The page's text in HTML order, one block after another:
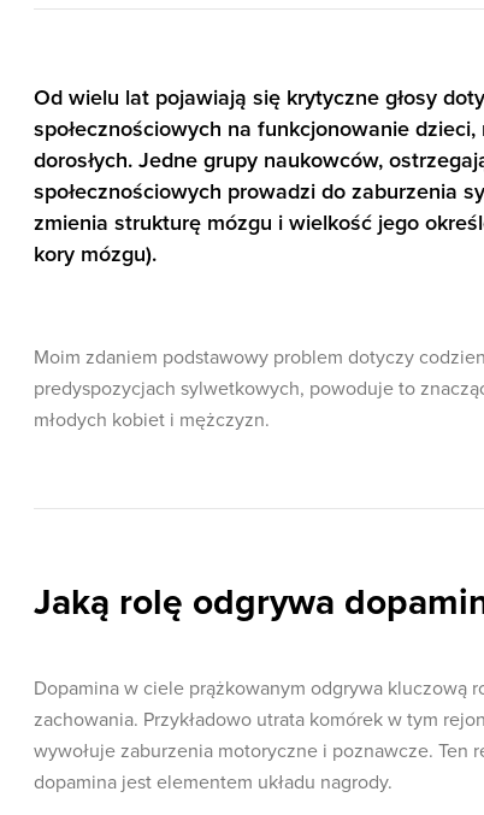
Od wielu lat pojawiają się krytyczne głosy
społecznościowych na funkcjonowanie
dorosłych. Jedne grupy naukowców,
społecznościowych prowadzi do zaburzenia
zmienia strukturę mózgu i wielkość jego
kory mózgu).
Moim zdaniem podstawowy problem dotyczy
predyspozycjach sylwetkowych, powoduje to
młodych kobiet i mężczyzn.
Jaką rolę odgrywa
Dopamina w ciele prążkowanym odgrywa kluczową
zachowania. Przykładowo utrata komórek w tym
wywołuje zaburzenia motoryczne i poznawcze.
dopamina jest elementem układu nagrody.